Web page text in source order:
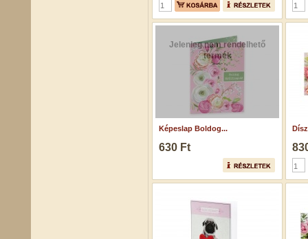
Jelenleg nem rendelhető
termék
Képeslap Boldog...
630 Ft